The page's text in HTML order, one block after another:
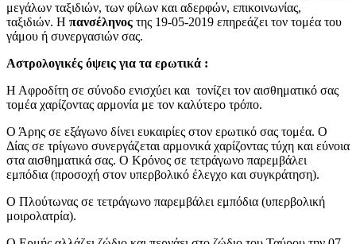
μεγάλων ταξιδιών, των φίλων και αδερφών, επικοινωνίας,
ταξιδιών. Η πανσέληνος της 19-05-2019 επηρεάζει τον τομέα του
γάμου ή συνεργασιών σας.
Αστρολογικές όψεις για τα ερωτικά :
Η Αφροδίτη σε σύνοδο ενισχύει και τονίζει τον αισθηματικό σας
τομέα χαρίζοντας αρμονία με τον καλύτερο τρόπο.
Ο Άρης σε εξάγωνο δίνει ευκαιρίες στον ερωτικό σας τομέα. Ο
Δίας σε τρίγωνο συνεργάζεται αρμονικά χαρίζοντας τύχη και εύνοια
στα αισθηματικά σας. Ο Κρόνος σε τετράγωνο παρεμβάλει
εμπόδια (προσοχή στον υπερβολικό έλεγχο και συγκράτηση).
Ο Πλούτωνας σε τετράγωνο παρεμβάλει εμπόδια (υπερβολική
μοιρολατρία).